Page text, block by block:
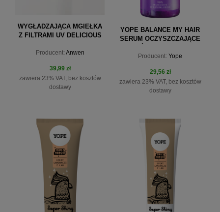
WYGŁADZAJĄCA MGIEŁKA
Z FILTRAMI UV DELICIOUS
Producent: Anwen
39,99 zł
zawiera 23% VAT, bez kosztów
dostawy
do koszyka
YOPE BALANCE MY HAIR
SERUM OCZYSZCZAJĄCE
Producent: Yope
29,56 zł
zawiera 23% VAT, bez kosztów
dostawy
do koszyka